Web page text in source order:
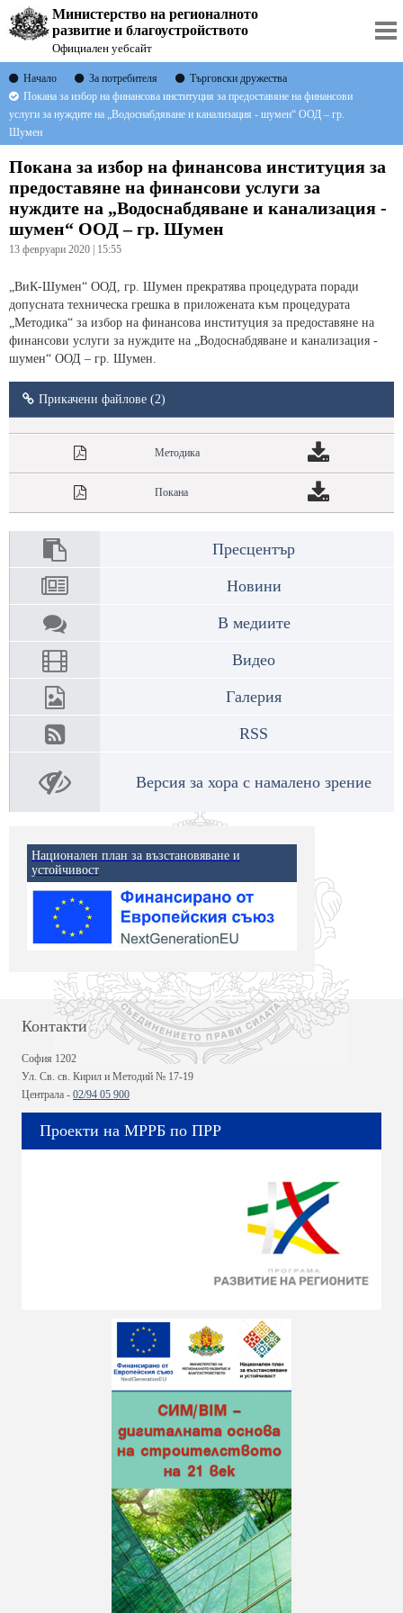
Министерство на регионалното
развитие и благоустройството
Официален уебсайт
Начало За потребителя
Търговски дружества
Покана за избор на финансова институция за предоставяне на финансови
услуги за нуждите на „Водоснабдяване и канализация - шумен“ ООД – гр.
Шумен
Покана за избор на финансова институция за
предоставяне на финансови услуги за
нуждите на „Водоснабдяване и канализация -
шумен“ ООД – гр. Шумен
13 февруари 2020 | 15:55
„ВиК-Шумен“ ООД, гр. Шумен прекратява процедурата поради
допусната техническа грешка в приложената към процедурата
„Методика“ за избор на финансова институция за предоставяне на
финансови услуги за нуждите на „Водоснабдяване и канализация -
шумен“ ООД – гр. Шумен.
Прикачени файлове (2)
Методика
Покана
Пресцентър
Новини
В медиите
Видео
Галерия
RSS
Версия за хора с намалено зрение
Национален план за възстановяване и
устойчивост
Контакти
София 1202
Ул. Св. св. Кирил и Методий № 17-19
Централа - 02/94 05 900
Проекти на МРРБ по ПРР